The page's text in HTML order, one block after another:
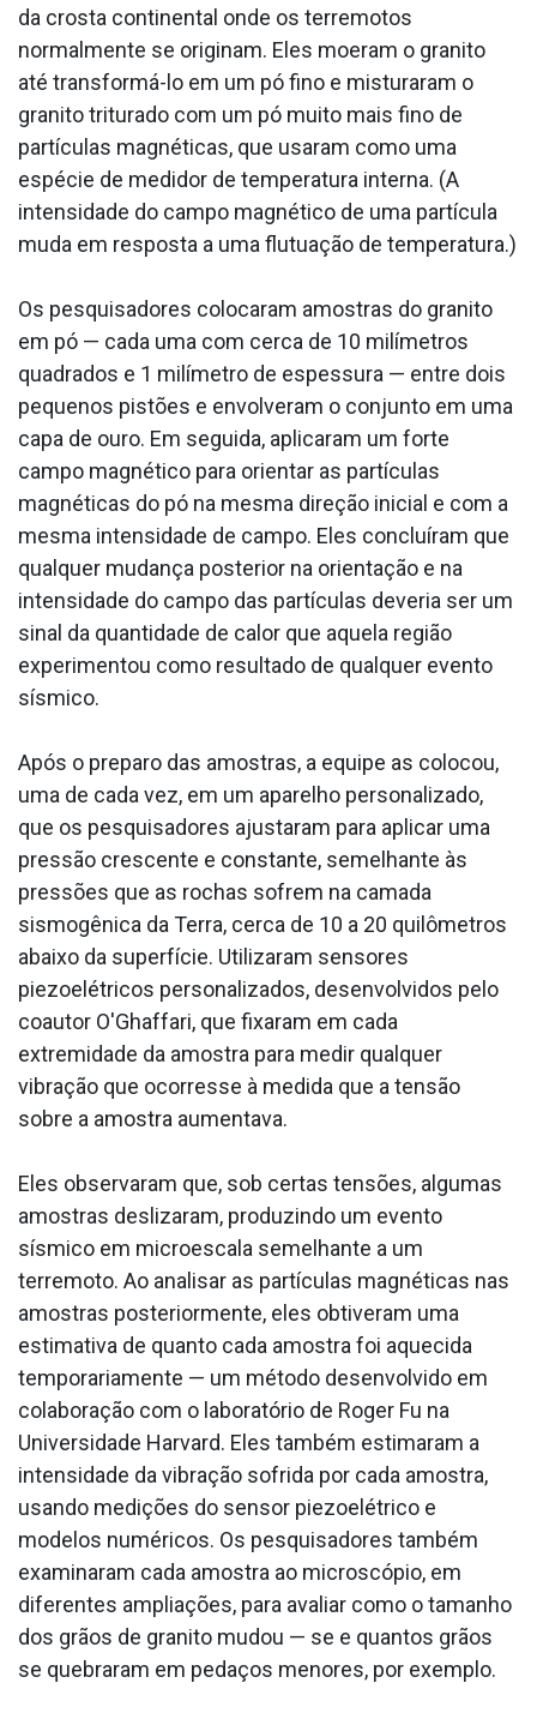
da crosta continental onde os terremotos
normalmente se originam. Eles moeram o granito
até transformá-lo em um pó fino e misturaram o
granito triturado com um pó muito mais fino de
partículas magnéticas, que usaram como uma
espécie de medidor de temperatura interna. (A
intensidade do campo magnético de uma partícula
muda em resposta a uma flutuação de temperatura.)
Os pesquisadores colocaram amostras do granito
em pó — cada uma com cerca de 10 milímetros
quadrados e 1 milímetro de espessura — entre dois
pequenos pistões e envolveram o conjunto em uma
capa de ouro. Em seguida, aplicaram um forte
campo magnético para orientar as partículas
magnéticas do pó na mesma direção inicial e com a
mesma intensidade de campo. Eles concluíram que
qualquer mudança posterior na orientação e na
intensidade do campo das partículas deveria ser um
sinal da quantidade de calor que aquela região
experimentou como resultado de qualquer evento
sísmico.
Após o preparo das amostras, a equipe as colocou,
uma de cada vez, em um aparelho personalizado,
que os pesquisadores ajustaram para aplicar uma
pressão crescente e constante, semelhante às
pressões que as rochas sofrem na camada
sismogênica da Terra, cerca de 10 a 20 quilômetros
abaixo da superfície. Utilizaram sensores
piezoelétricos personalizados, desenvolvidos pelo
coautor O'Ghaffari, que fixaram em cada
extremidade da amostra para medir qualquer
vibração que ocorresse à medida que a tensão
sobre a amostra aumentava.
Eles observaram que, sob certas tensões, algumas
amostras deslizaram, produzindo um evento
sísmico em microescala semelhante a um
terremoto. Ao analisar as partículas magnéticas nas
amostras posteriormente, eles obtiveram uma
estimativa de quanto cada amostra foi aquecida
temporariamente — um método desenvolvido em
colaboração com o laboratório de Roger Fu na
Universidade Harvard. Eles também estimaram a
intensidade da vibração sofrida por cada amostra,
usando medições do sensor piezoelétrico e
modelos numéricos. Os pesquisadores também
examinaram cada amostra ao microscópio, em
diferentes ampliações, para avaliar como o tamanho
dos grãos de granito mudou — se e quantos grãos
se quebraram em pedaços menores, por exemplo.